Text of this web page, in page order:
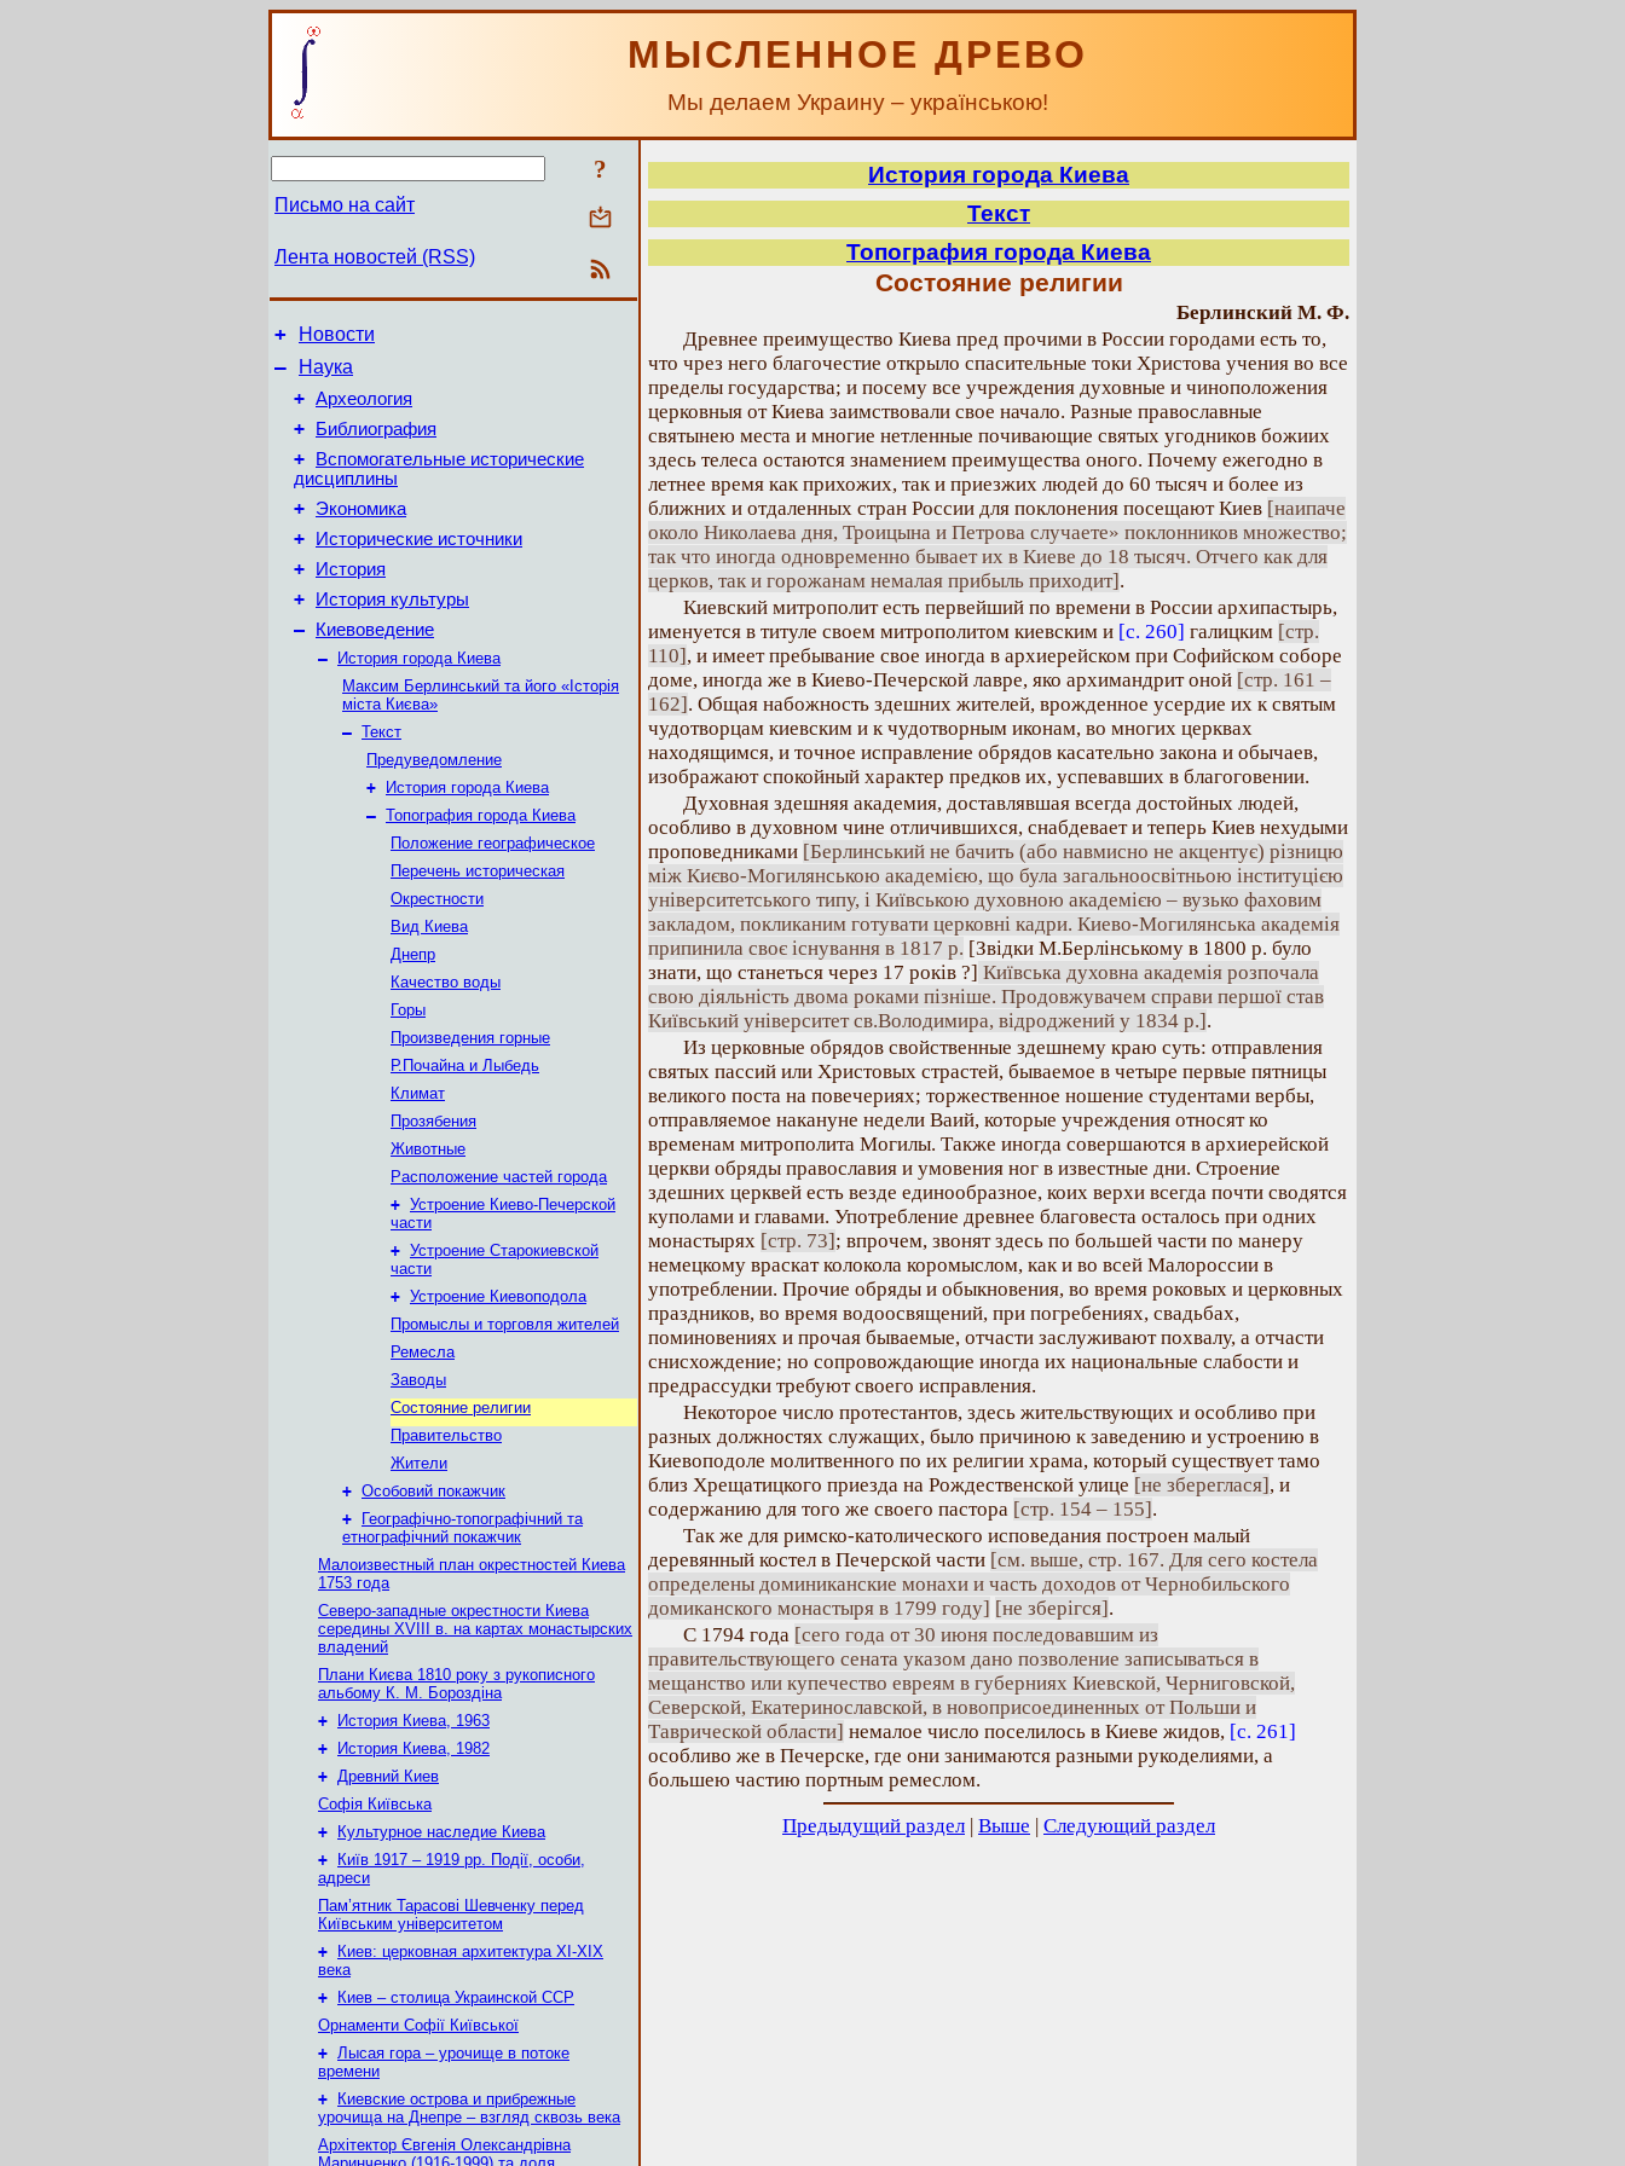
МЫСЛЕННОЕ ДРЕВО
Мы делаем Украину – українською!
?
Письмо на сайт
Лента новостей (RSS)
+ Новости
–
Наука
+ Археология
+ Библиография
+
Вспомогательные исторические
дисциплины
+ Экономика
+ Исторические источники
+ История
+ История культуры
– Киевоведение
–
История города Киева
Максим Берлинський та його «Історія
міста Києва»
– Текст
Предуведомление
+
История города Киева
– Топография города Киева
Положение географическое
Перечень историческая
Окрестности
Вид Киева
Днепр
Качество воды
Горы
Произведения горные
Р.Почайна и Лыбедь
Климат
Прозябения
Животные
Расположение частей города
+ Устроение Киево-Печерской
части
+ Устроение Старокиевской
части
+ Устроение Киевоподола
Промыслы и торговля жителей
Ремесла
Заводы
Состояние религии
Правительство
Жители
+ Особовий покажчик
+
Географічно-топографічний та
етнографічний покажчик
Малоизвестный план окрестностей Киева
1753 года
Северо-западные окрестности Киева
середины XVIII в. на картах монастырских
владений
Плани Києва 1810 року з рукописного
альбому К. М. Бороздіна
+
История Киева, 1963
+
История Киева, 1982
+ Древний Киев
Софія Київська
+
Культурное наследие Киева
+
Київ 1917 – 1919 рр. Події, особи,
адреси
Пам’ятник Тарасові Шевченку перед
Київським університетом
+
Киев: церковная архитектура XI-XIX
века
+
Киев – столица Украинской ССР
Орнаменти Софії Київської
+ Лысая гора – урочище в потоке
времени
+
Киевские острова и прибрежные
урочища на Днепре – взгляд сквозь века
Архітектор Євгенія Олександрівна
История города Киева
Текст
Топография города Киева
Состояние религии
Берлинский М. Ф.
Древнее преимущество Киева пред прочими в России городами есть то,
что чрез него благочестие открыло спасительные токи Христова учения во все
пределы государства; и посему все учреждения духовные и чиноположения
церковныя от Киева заимствовали свое начало. Разные православные
святынею места и многие нетленные почивающие святых угодников божиих
здесь телеса остаются знамением преимущества оного. Почему ежегодно в
летнее время как прихожих, так и приезжих людей до 60 тысяч и более из
ближних и отдаленных стран России для поклонения посещают Киев [наипаче
около Николаева дня, Троицына и Петрова случаете» поклонников множество;
так что иногда одновременно бывает их в Киеве до 18 тысяч. Отчего как для
церков, так и горожанам немалая прибыль приходит].
Киевский митрополит есть первейший по времени в России архипастырь,
именуется в титуле своем митрополитом киевским и [с. 260] галицким [стр.
110], и имеет пребывание свое иногда в архиерейском при Софийском соборе
доме, иногда же в Киево-Печерской лавре, яко архимандрит оной [стр. 161 –
162]. Общая набожность здешних жителей, врожденное усердие их к святым
чудотворцам киевским и к чудотворным иконам, во многих церквах
находящимся, и точное исправление обрядов касательно закона и обычаев,
изображают спокойный характер предков их, успевавших в благоговении.
Духовная здешняя академия, доставлявшая всегда достойных людей,
особливо в духовном чине отличившихся, снабдевает и теперь Киев нехудыми
проповедниками [Берлинський не бачить (або навмисно не акцентує) різницю
між Києво-Могилянською академією, що була загальноосвітньою інституцією
університетського типу, і Київською духовною академією – вузько фаховим
закладом, покликаним готувати церковні кадри. Киево-Могилянська академія
припинила своє існування в 1817 р. [Звідки М.Берлінському в 1800 р. було
знати, що станеться через 17 років ?] Київська духовна академія розпочала
свою діяльність двома роками пізніше. Продовжувачем справи першої став
Київський університет св.Володимира, відроджений у 1834 р.].
Из церковные обрядов свойственные здешнему краю суть: отправления
святых пассий или Христовых страстей, бываемое в четыре первые пятницы
великого поста на повечериях; торжественное ношение студентами вербы,
отправляемое накануне недели Ваий, которые учреждения относят ко
временам митрополита Могилы. Также иногда совершаются в архиерейской
церкви обряды православия и умовения ног в известные дни. Строение
здешних церквей есть везде единообразное, коих верхи всегда почти сводятся
куполами и главами. Употребление древнее благовеста осталось при одних
монастырях [стр. 73]; впрочем, звонят здесь по большей части по манеру
немецкому враскат колокола коромыслом, как и во всей Малороссии в
употреблении. Прочие обряды и обыкновения, во время роковых и церковных
праздников, во время водоосвящений, при погребениях, свадьбах,
поминовениях и прочая бываемые, отчасти заслуживают похвалу, а отчасти
снисхождение; но сопровождающие иногда их национальные слабости и
предрассудки требуют своего исправления.
Некоторое число протестантов, здесь жительствующих и особливо при
разных должностях служащих, было причиною к заведению и устроению в
Киевоподоле молитвенного по их религии храма, который существует тамо
близ Хрещатицкого приезда на Рождественской улице [не збереглася], и
содержанию для того же своего пастора [стр. 154 – 155].
Так же для римско-католического исповедания построен малый
деревянный костел в Печерской части [см. выше, стр. 167. Для сего костела
определены доминиканские монахи и часть доходов от Чернобильского
домиканского монастыря в 1799 году] [не зберігся].
С 1794 года [сего года от 30 июня последовавшим из
правительствующего сената указом дано позволение записываться в
мещанство или купечество евреям в губерниях Киевской, Черниговской,
Северской, Екатеринославской, в новоприсоединенных от Польши и
Таврической области] немалое число поселилось в Киеве жидов, [с. 261]
особливо же в Печерске, где они занимаются разными рукоделиями, а
большею частию портным ремеслом.
Предыдущий раздел | Выше | Следующий раздел